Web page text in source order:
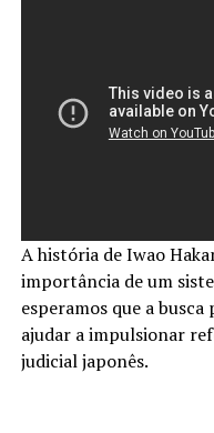
A história de Iwao
importância de um
esperamos que a
ajudar a impulsionar
judicial japonês.